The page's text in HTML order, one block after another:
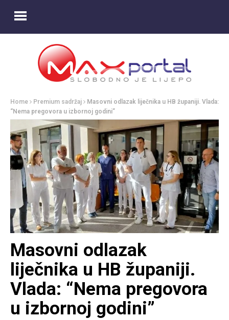
Home Premium sadržaj
Masovni odlazak liječnika u HB županiji. Vlada:
“Nema pregovora u izbornoj godini”
Masovni odlazak
liječnika u HB županiji.
Vlada: “Nema pregovora
u izbornoj godini”